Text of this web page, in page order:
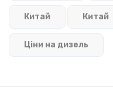
Китай Китай
Ціни на дизель